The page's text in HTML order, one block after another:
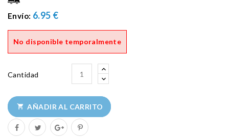
Envío: 6.95 €
No disponible temporalmente
Cantidad
 AÑADIR AL CARRITO